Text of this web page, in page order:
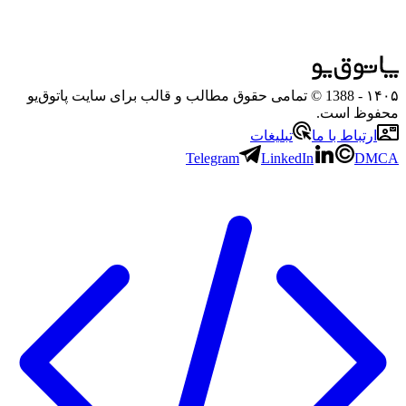
۱۴۰۵
- 1388 © تمامی حقوق مطالب و قالب برای سایت پاتوق‌یو
محفوظ است.
ارتباط با ما
تبلیغات
Telegram
LinkedIn DMCA